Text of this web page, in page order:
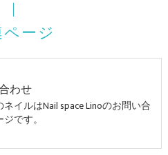
ージ
わせ
イルはNail space Linoのお問い合
です。